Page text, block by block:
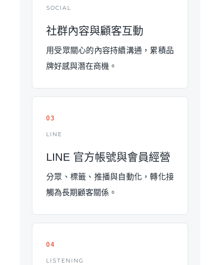
SOCIAL
社群內容與顧客互動
用受眾關心的內容持續溝通，累積品
牌好感與潛在商機。
03
LINE
LINE 官方帳號與會員經營
分眾、標籤、推播與自動化，轉化接
觸為長期顧客關係。
04
LISTENING